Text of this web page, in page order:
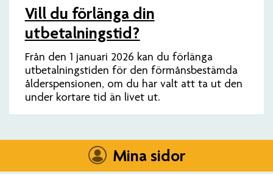
Vill du förlänga din
utbetalningstid?
Från den 1 januari 2026 kan du förlänga
utbetalningstiden för den förmånsbestämda
ålderspensionen, om du har valt att ta ut den
under kortare tid än livet ut.
Mina sidor